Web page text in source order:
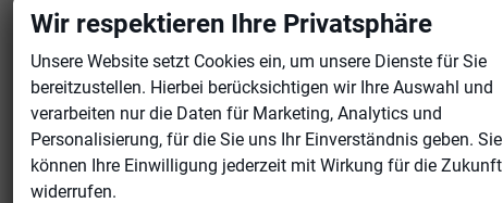
Wir respektieren Ihre Privatsphäre
Unsere Website setzt Cookies ein, um unsere Dienste für Sie
bereitzustellen. Hierbei berücksichtigen wir Ihre Auswahl und
verarbeiten nur die Daten für Marketing, Analytics und
Personalisierung, für die Sie uns Ihr Einverständnis geben. Sie
können Ihre Einwilligung jederzeit mit Wirkung für die Zukunft
widerrufen.